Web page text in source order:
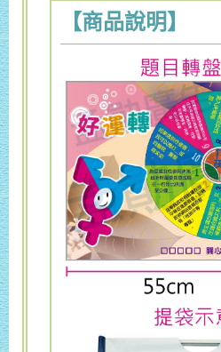
【商品說明】